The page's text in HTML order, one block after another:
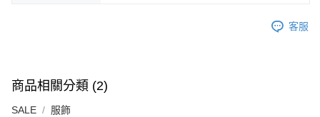
客服
商品相關分類 (2)
SALE 服飾